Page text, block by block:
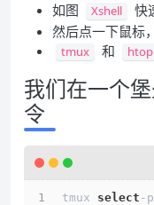
如图 Xshell
快
然后点一下鼠标
tmux 和 htop
我们在一个
令
tmux select -